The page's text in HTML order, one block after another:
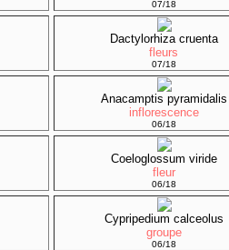
07/18
Dactylorhiza cruenta
fleurs
07/18
Anacamptis pyramidalis
inflorescence
06/18
Coeloglossum viride
fleur
06/18
Cypripedium calceolus
groupe
06/18